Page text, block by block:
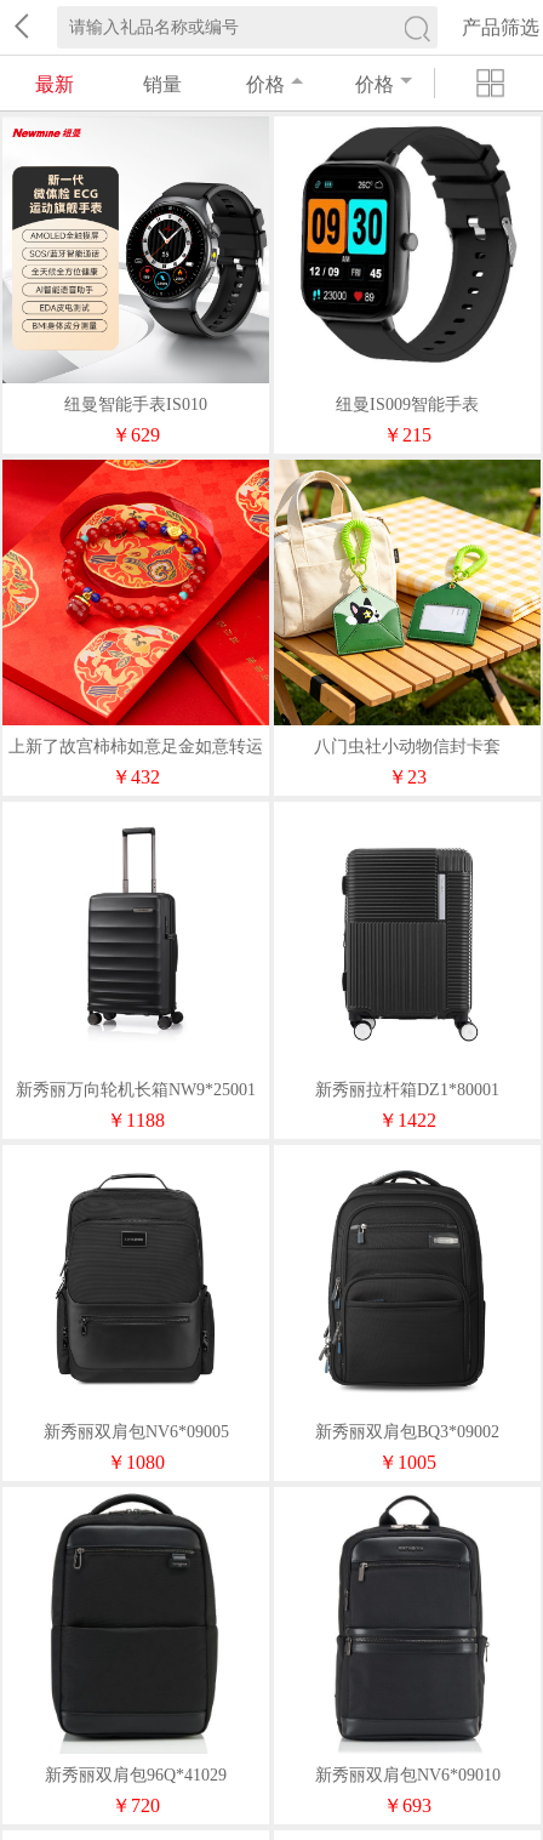
产品筛选
最新 销量 价格 价格
纽曼智能手表IS010
￥629
纽曼IS009智能手表
￥215
上新了故宫柿柿如意足金如意转运
珠手链手串贺岁
￥432
八门虫社小动物信封卡套
￥23
新秀丽万向轮机长箱NW9*25001
￥1188
新秀丽拉杆箱DZ1*80001
￥1422
新秀丽双肩包NV6*09005
￥1080
新秀丽双肩包BQ3*09002
￥1005
新秀丽双肩包96Q*41029
￥720
新秀丽双肩包NV6*09010
￥693